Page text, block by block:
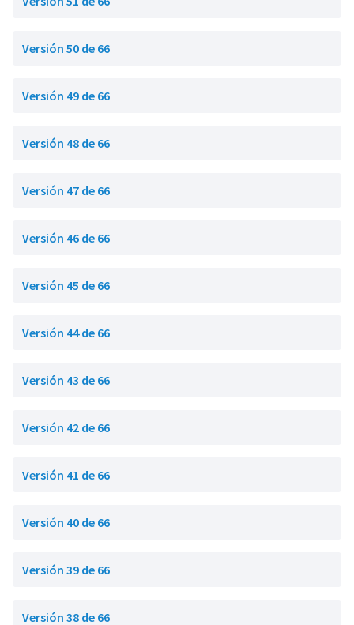
Versión 50 de 66
Versión 49 de 66
Versión 48 de 66
Versión 47 de 66
Versión 46 de 66
Versión 45 de 66
Versión 44 de 66
Versión 43 de 66
Versión 42 de 66
Versión 41 de 66
Versión 40 de 66
Versión 39 de 66
Versión 38 de 66